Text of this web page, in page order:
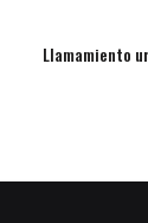
Llamamiento